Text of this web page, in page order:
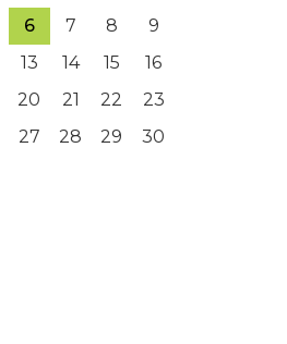
6 7 8
9
13 14 15
16
20 21 22
23
27 28 29
30